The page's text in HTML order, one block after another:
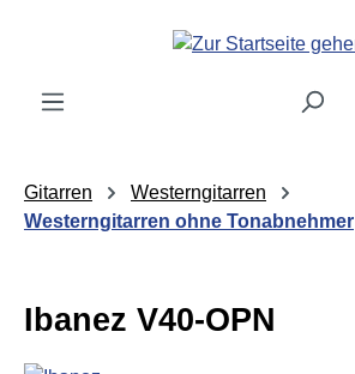
Zum Hauptinhalt springen
Gitarren
Westerngitarren
Westerngitarren ohne Tonabnehmer
Ibanez V40-OPN